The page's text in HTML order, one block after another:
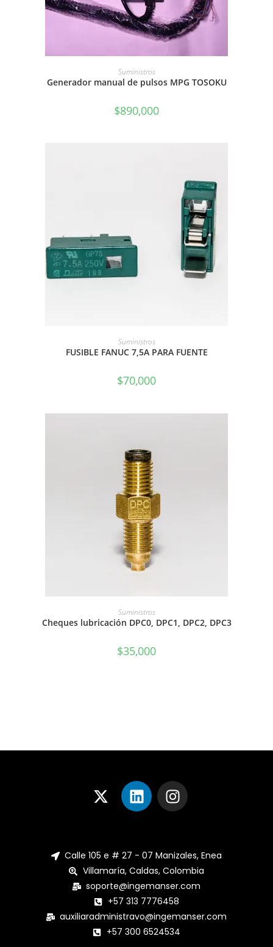
AÑADIR AL CARRITO
Suministros
Generador manual de pulsos MPG TOSOKU
$890,000
AÑADIR AL CARRITO
Suministros
FUSIBLE FANUC 7,5A PARA FUENTE
$70,000
AÑADIR AL CARRITO
Suministros
Cheques lubricación DPC0, DPC1, DPC2, DPC3
$35,000
Calle 105 e # 27 - 07 Manizales, Enea
Villamaría, Caldas, Colombia
soporte@ingemanser.com
+57 313 7776458
auxiliaradministravo@ingemanser.com
+57 300 6524534